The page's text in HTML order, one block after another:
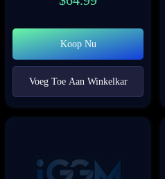
Koop Nu
Voeg Toe Aan Winkelkar